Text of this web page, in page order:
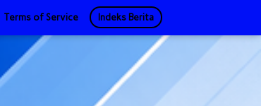
Terms of Service Indeks Berita